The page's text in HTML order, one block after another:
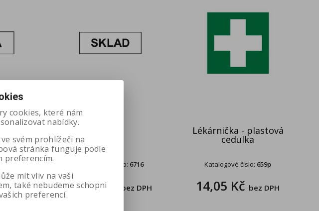
6715
DPH
Katalogové číslo: 6716
12,40 Kč bez DPH
Lékárnička - plastová
cedulka
Katalogové číslo: 659p
14,05 Kč bez DPH
cookies, které nám
nabídky.
svém prohlížeči na
stránka funguje podle
preferencím.
mít vliv na vaši
také nebudeme schopni
preferencí.